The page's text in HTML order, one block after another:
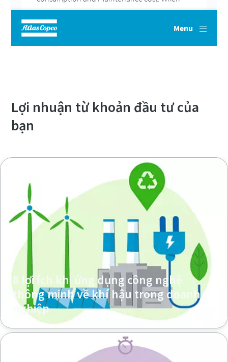
Lợi nhuận từ khoản đầu tư của
bạn
8 lợi ích khi ứng dụng công nghệ
thông minh về khí hậu trong doanh
nghiệp